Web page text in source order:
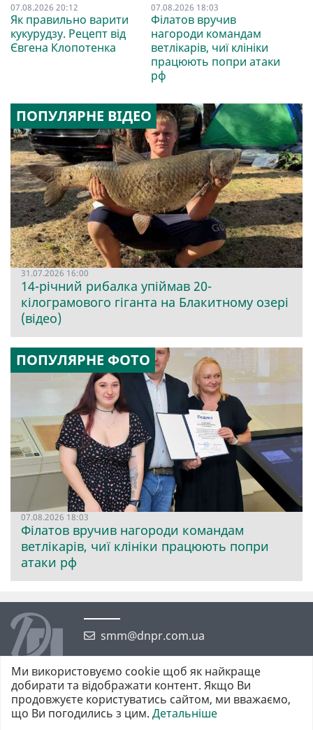
07.08.2026 20:12
Як правильно варити
кукурудзу. Рецепт від
Євгена Клопотенка
07.08.2026 18:03
Філатов вручив
нагороди командам
ветлікарів, чиї клініки
працюють попри атаки
рф
ПОПУЛЯРНЕ ВІДЕО
31.07.2026 16:00
14-річний рибалка упіймав 20-
кілограмового гіганта на Блакитному озері
(відео)
ПОПУЛЯРНЕ ФОТО
07.08.2026 18:03
Філатов вручив нагороди командам
ветлікарів, чиї клініки працюють попри
атаки рф
smm@dnpr.com.ua
©2026 https://dnpr.com.ua Дніпровська порадниця
Ми використовуємо cookie щоб як найкраще
добирати та відображати контент. Якщо Ви
продовжуєте користуватись сайтом, ми вважаємо,
що Ви погодились з цим. Детальніше